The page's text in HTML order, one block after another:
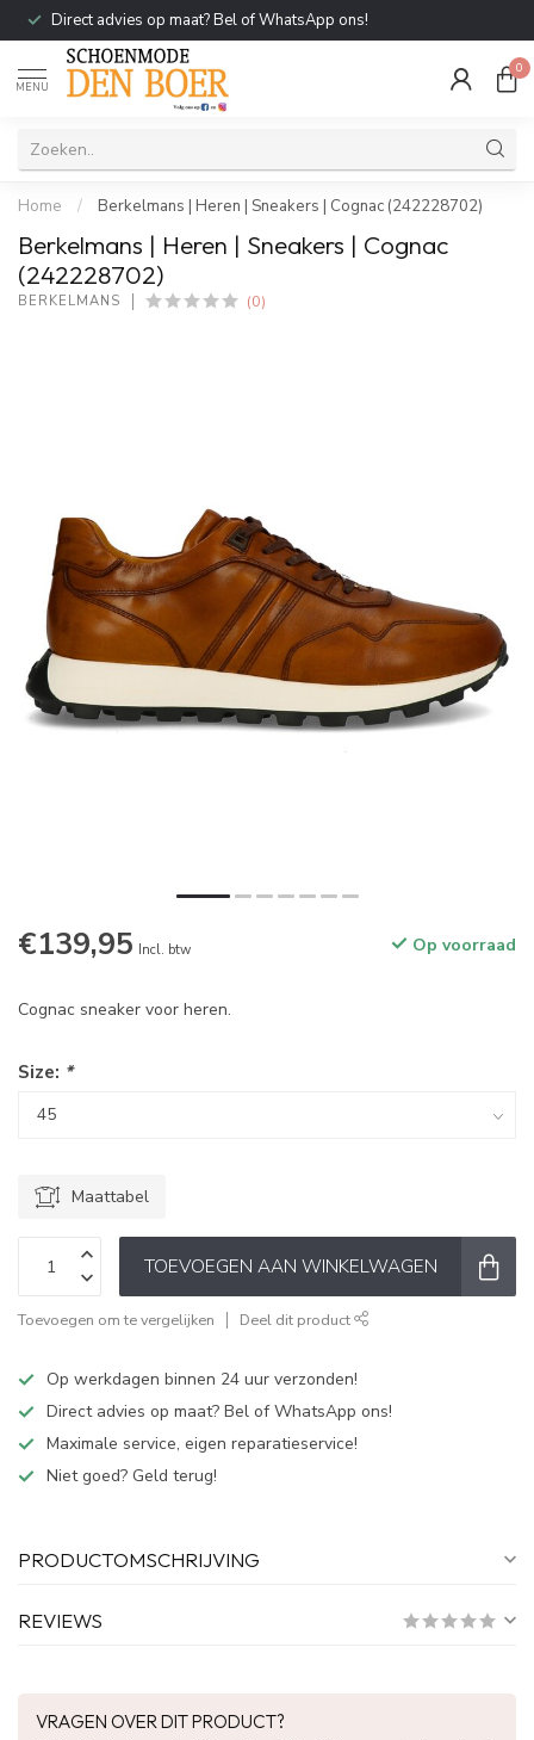
Direct advies op maat? Bel of WhatsApp ons!
MENU
0
Home / Berkelmans | Heren | Sneakers | Cognac (242228702)
Berkelmans | Heren | Sneakers | Cognac
(242228702)
BERKELMANS (0)
€139,95 Incl. btw Op voorraad
Cognac sneaker voor heren.
Size: *
Maattabel
TOEVOEGEN AAN WINKELWAGEN
Toevoegen om te vergelijken Deel dit product
Op werkdagen binnen 24 uur verzonden!
Direct advies op maat? Bel of WhatsApp ons!
Maximale service, eigen reparatieservice!
Niet goed? Geld terug!
PRODUCTOMSCHRIJVING
REVIEWS
VRAGEN OVER DIT PRODUCT?